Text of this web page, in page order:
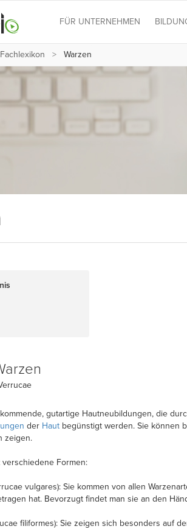
FÜR UNTERNEHMEN
Fachlexikon Warzen
gutartige Hautneubildungen, die
der Haut begünstigt werden. Sie können
zeigen.
Formen:
vulgares): Sie kommen von allen
hat. Bevorzugt findet man sie an den
filiformes): Sie zeigen sich besonders auf